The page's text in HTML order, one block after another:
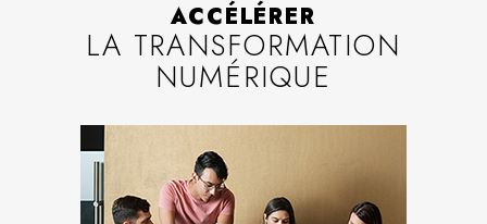
ACCÉLÉRER
LA TRANSFORMATION
NUMÉRIQUE